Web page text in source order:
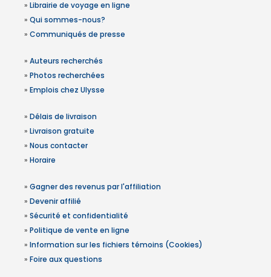
» Librairie de voyage en ligne
» Qui sommes-nous?
» Communiqués de presse
» Auteurs recherchés
» Photos recherchées
» Emplois chez Ulysse
» Délais de livraison
» Livraison gratuite
» Nous contacter
» Horaire
» Gagner des revenus par l'affiliation
» Devenir affilié
» Sécurité et confidentialité
» Politique de vente en ligne
» Information sur les fichiers témoins (Cookies)
» Foire aux questions